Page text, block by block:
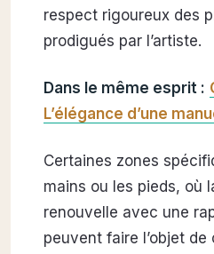
respect rigoureux des
prodigués par l’artiste.
Dans le même esprit :
L’élégance d’une
Certaines zones
mains ou les pieds, où
renouvelle avec une
peuvent faire l’objet de